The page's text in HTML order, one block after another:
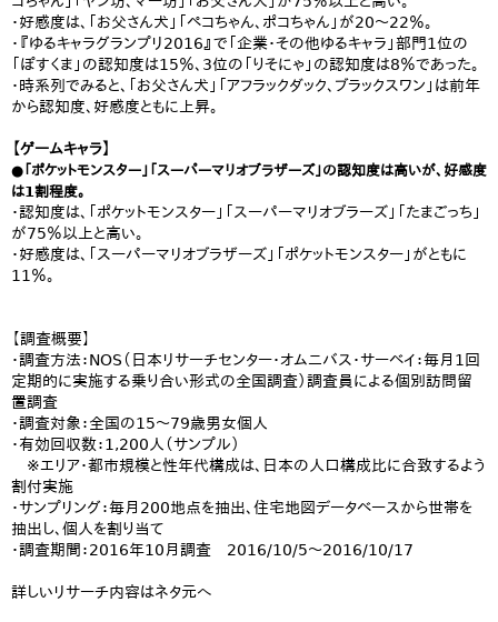
・好感度は、「お父さん犬」「ペコちゃん、ポコちゃん」が20〜22％。
・『ゆるキャラグランプリ2016』で「企業・その他ゆるキャラ」部門1位の
「ぽすくま」の認知度は15％、3位の「りそにゃ」の認知度は8％であった。
・時系列でみると、「お父さん犬」「アフラックダック、ブラックスワン」は前年
から認知度、好感度ともに上昇。
【ゲームキャラ】
●「ポケットモンスター」「スーパーマリオブラザーズ」の認知度は高いが、好感度
は1割程度。
・認知度は、「ポケットモンスター」「スーパーマリオブラーズ」「たまごっち」
が75％以上と高い。
・好感度は、「スーパーマリオブラザーズ」「ポケットモンスター」がともに
11％。
【調査概要】
・調査方法：NOS（日本リサーチセンター・オムニバス・サーベイ：毎月1回
定期的に実施する乗り合い形式の全国調査）調査員による個別訪問留
置調査
・調査対象：全国の15〜79歳男女個人
・有効回収数：1,200人（サンプル）
※エリア・都市規模と性年代構成は、日本の人口構成比に合致するよう
割付実施
・サンプリング：毎月200地点を抽出、住宅地図データベースから世帯を
抽出し、個人を割り当て
・調査期間：2016年10月調査 2016/10/5〜2016/10/17
詳しいリサーチ内容はネタ元へ